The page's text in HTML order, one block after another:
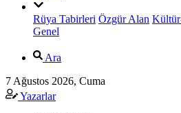
Rüya Tabirleri Özgür Alan
Genel
Ara
7 Ağustos 2026, Cuma
Yazarlar